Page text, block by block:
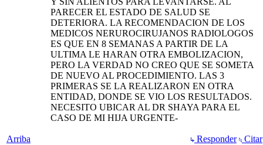
PARECER EL ESTADO DE SALUD SE
DETERIORA. LA RECOMENDACION DE LOS
MEDICOS NERUROCIRUJANOS RADIOLOGOS
ES QUE EN 8 SEMANAS A PARTIR DE LA
ULTIMA LE HARAN OTRA EMBOLIZACION,
PERO LA VERDAD NO CREO QUE SE SOMETA
DE NUEVO AL PROCEDIMIENTO. LAS 3
PRIMERAS SE LA REALIZARON EN OTRA
ENTIDAD, DONDE SE VIO LOS RESULTADOS.
NECESITO UBICAR AL DR SHAYA PARA EL
CASO DE MI HIJA URGENTE-
Arriba Responder
Citar